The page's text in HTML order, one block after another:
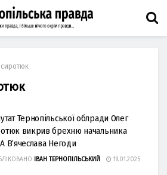
сиротюк
Тернопільської облради Олег
викрив брехню начальника
В’ячеслава Негоди
ІВАН ТЕРНОПІЛЬСЬКИЙ 19.01.2025